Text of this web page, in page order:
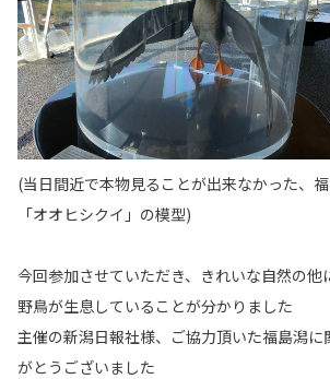
(当日間近で本物見ることが出来なかった、
「オオヒシクイ」の模型)
今回参加させていただき、きれいな自然の他
野鳥が生息していることが分かりました
主催の新潟日報社様、ご協力頂いた福島潟に
がとうございました